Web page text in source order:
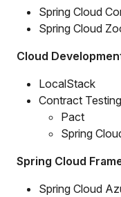
Spring Cloud
Spring Cloud
Cloud
LocalStack
Contract
Pact
Spring
Spring Cloud
Spring Cloud